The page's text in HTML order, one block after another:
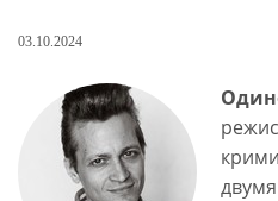
03.10.2024